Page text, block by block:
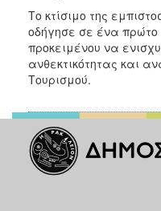
Το κτίσιμο της
οδήγησε σε ένα
προκειμένου να
ανθεκτικότητας και
Τουρισμού.